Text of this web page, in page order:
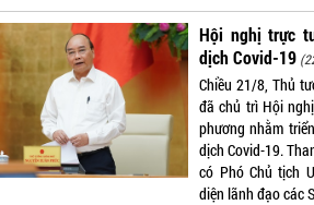
Hội nghị trực
dịch Covid-19
Chiều 21/8, Thủ
đã chủ trì Hội
phương nhằm
dịch Covid-19.
có Phó Chủ tịch
diện lãnh đạo các